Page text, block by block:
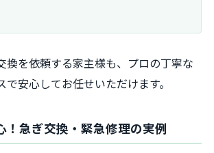
換を依頼する家主様も、プロの丁寧な
安心してお任せいただけます。
！急ぎ交換・緊急修理の実例